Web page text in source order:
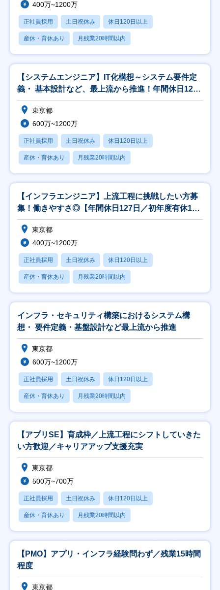
400万~1200万
正社員採用 土日祝休み 休日120日以上
産休・育休あり 月残業20時間以内
【システムエンジニア】IT化構想～システム要件定
義・ 基本設計など、最上流から推進！年間休日127
日
東京都
600万~1200万
正社員採用 土日祝休み 休日120日以上
産休・育休あり 月残業20時間以内
【インフラエンジニア】上流工程に挑戦したい方募
集！働きやすさ◎【年間休日127日／初年度有休16
日】
東京都
400万~1200万
正社員採用 土日祝休み 休日120日以上
産休・育休あり 月残業20時間以内
インフラ・セキュリティ構築におけるシステム構
想・ 要件定義・基盤設計など最上流から推進
東京都
600万~1200万
正社員採用 土日祝休み 休日120日以上
産休・育休あり 月残業20時間以内
【アプリSE】育成枠／上流工程にシフトしていきた
い方歓迎／キャリアアップ支援充実
東京都
500万~700万
正社員採用 土日祝休み 休日120日以上
産休・育休あり 月残業20時間以内
【PMO】アプリ・インフラ経験問わず／残業15時間
程度
東京都